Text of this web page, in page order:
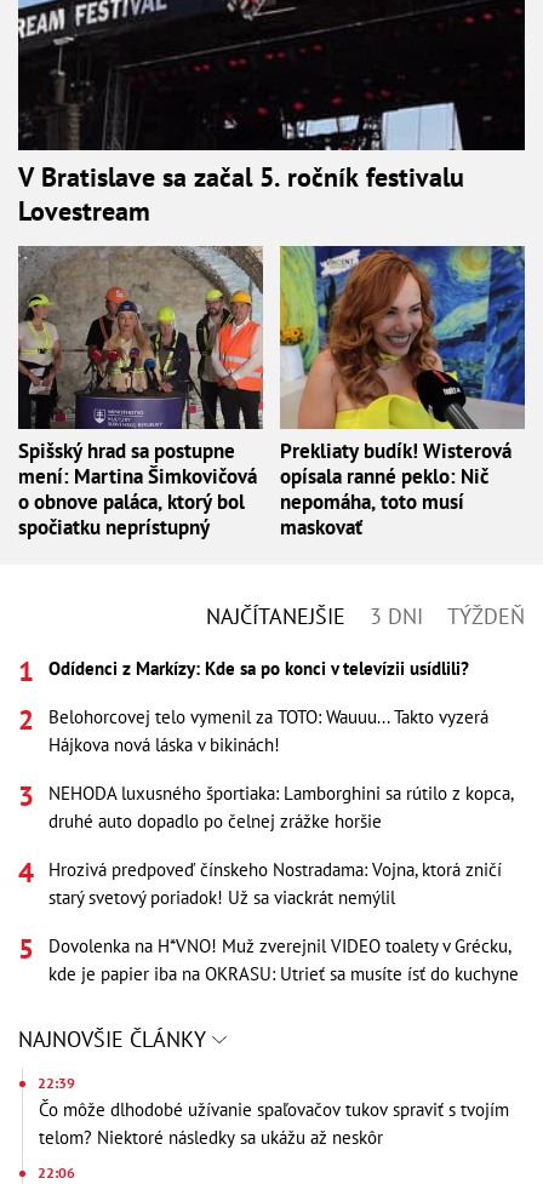
V Bratislave sa začal 5. ročník festivalu
Lovestream
Spišský hrad sa postupne
mení: Martina Šimkovičová
o obnove paláca, ktorý bol
spočiatku neprístupný
Prekliaty budík! Wisterová
opísala ranné peklo: Nič
nepomáha, toto musí
maskovať
NAJČÍTANEJŠIE 3 DNI TÝŽDEŇ
Odídenci z Markízy: Kde sa po konci v televízii usídlili?
Belohorcovej telo vymenil za TOTO: Wauuu... Takto vyzerá
Hájkova nová láska v bikinách!
NEHODA luxusného športiaka: Lamborghini sa rútilo z kopca,
druhé auto dopadlo po čelnej zrážke horšie
Hrozivá predpoveď čínskeho Nostradama: Vojna, ktorá zničí
starý svetový poriadok! Už sa viackrát nemýlil
Dovolenka na H*VNO! Muž zverejnil VIDEO toalety v Grécku,
kde je papier iba na OKRASU: Utrieť sa musíte ísť do kuchyne
NAJNOVŠIE ČLÁNKY
22:39
Čo môže dlhodobé užívanie spaľovačov tukov spraviť s tvojím
telom? Niektoré následky sa ukážu až neskôr
22:06